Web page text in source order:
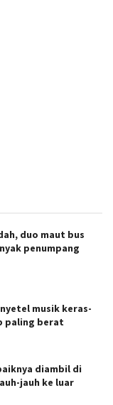
duo maut bus
penumpang
musik keras-
paling berat
diambil di
jauh ke luar